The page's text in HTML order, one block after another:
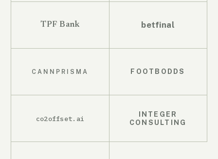
TPF Bank betfinal
CANNPRISMA FOOTBODDS
co2offset.ai
INTEGER
CONSULTING